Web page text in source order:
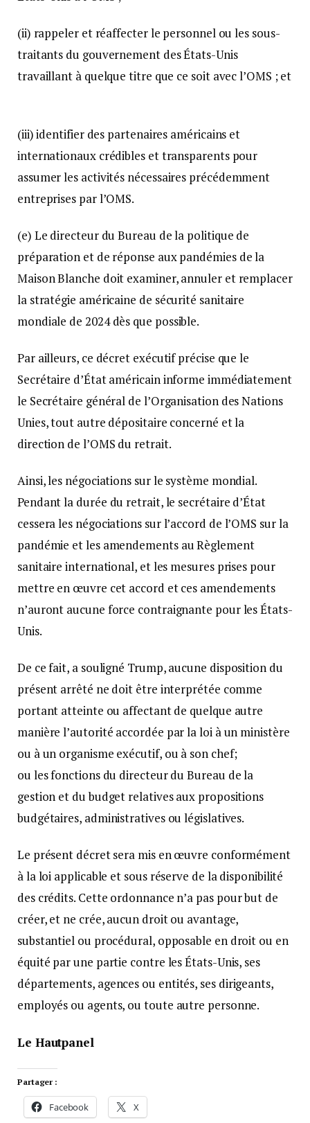
(ii) rappeler et réaffecter le personnel ou les sous-
traitants du gouvernement des États-Unis
travaillant à quelque titre que ce soit avec l’OMS ; et
(iii) identifier des partenaires américains et
internationaux crédibles et transparents pour
assumer les activités nécessaires précédemment
entreprises par l’OMS.
(e) Le directeur du Bureau de la politique de
préparation et de réponse aux pandémies de la
Maison Blanche doit examiner, annuler et remplacer
la stratégie américaine de sécurité sanitaire
mondiale de 2024 dès que possible.
Par ailleurs, ce décret exécutif précise que le
Secrétaire d’État américain informe immédiatement
le Secrétaire général de l’Organisation des Nations
Unies, tout autre dépositaire concerné et la
direction de l’OMS du retrait.
Ainsi, les négociations sur le système mondial.
Pendant la durée du retrait, le secrétaire d’État
cessera les négociations sur l’accord de l’OMS sur la
pandémie et les amendements au Règlement
sanitaire international, et les mesures prises pour
mettre en œuvre cet accord et ces amendements
n’auront aucune force contraignante pour les États-
Unis.
De ce fait, a souligné Trump, aucune disposition du
présent arrêté ne doit être interprétée comme
portant atteinte ou affectant de quelque autre
manière l’autorité accordée par la loi à un ministère
ou à un organisme exécutif, ou à son chef;
ou les fonctions du directeur du Bureau de la
gestion et du budget relatives aux propositions
budgétaires, administratives ou législatives.
Le présent décret sera mis en œuvre conformément
à la loi applicable et sous réserve de la disponibilité
des crédits. Cette ordonnance n’a pas pour but de
créer, et ne crée, aucun droit ou avantage,
substantiel ou procédural, opposable en droit ou en
équité par une partie contre les États-Unis, ses
départements, agences ou entités, ses dirigeants,
employés ou agents, ou toute autre personne.
Le Hautpanel
Partager :
Facebook X